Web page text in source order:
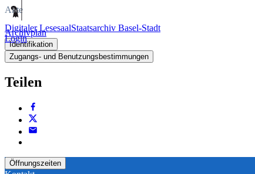
Digitaler LesesaalStaatsarchiv Basel-Stadt
Login
Akte
Archivplan
Identifikation
Zugangs- und Benutzungsbestimmungen
Teilen
Öffnungszeiten